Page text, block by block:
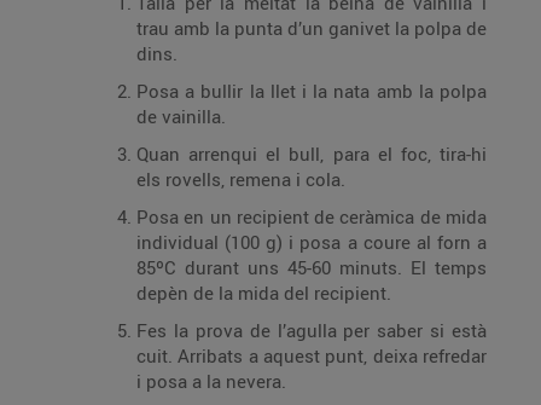
trau amb la punta d’un ganivet la polpa de
dins.
Posa a bullir la llet i la nata amb la polpa
de vainilla.
Quan arrenqui el bull, para el foc, tira-hi
els rovells, remena i cola.
Posa en un recipient de ceràmica de mida
individual (100 g) i posa a coure al forn a
85ºC durant uns 45-60 minuts. El temps
depèn de la mida del recipient.
Fes la prova de l’agulla per saber si està
cuit. Arribats a aquest punt, deixa refredar
i posa a la nevera.